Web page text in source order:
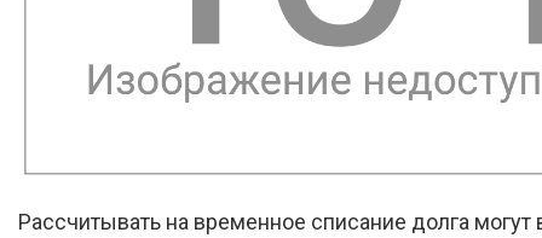
Рассчитывать на временное списание долга могут